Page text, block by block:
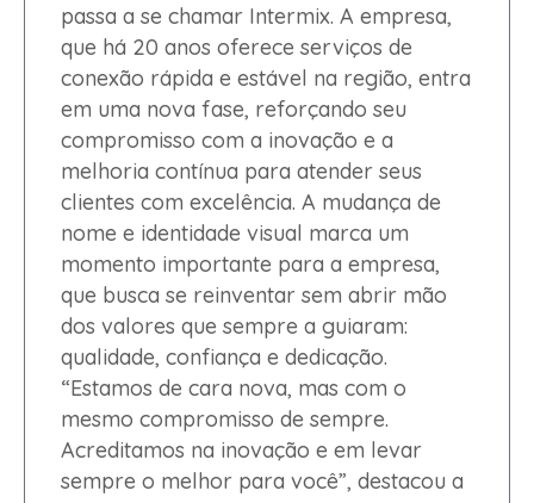
passa a se chamar Intermix. A empresa,
que há 20 anos oferece serviços de
conexão rápida e estável na região, entra
em uma nova fase, reforçando seu
compromisso com a inovação e a
melhoria contínua para atender seus
clientes com excelência. A mudança de
nome e identidade visual marca um
momento importante para a empresa,
que busca se reinventar sem abrir mão
dos valores que sempre a guiaram:
qualidade, confiança e dedicação.
“Estamos de cara nova, mas com o
mesmo compromisso de sempre.
Acreditamos na inovação e em levar
sempre o melhor para você”, destacou a